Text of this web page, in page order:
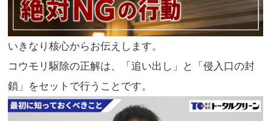
いきなり核心からお伝えします。
コウモリ駆除の正解は、「追い出し」と「侵入口の封
鎖」をセットで行うことです。